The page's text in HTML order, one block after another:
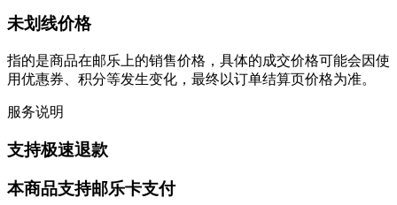
未划线价格
指的是商品在邮乐上的销售价格，具体的成交价格可能会因使
用优惠券、积分等发生变化，最终以订单结算页价格为准。
服务说明
支持极速退款
本商品支持邮乐卡支付